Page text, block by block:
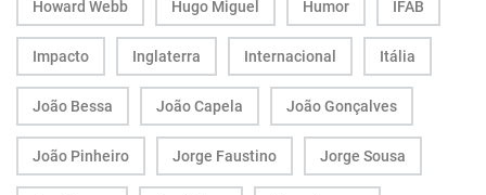
Howard Webb Hugo Miguel Humor IFAB
Impacto Inglaterra Internacional Itália
João Bessa João Capela João Gonçalves
João Pinheiro Jorge Faustino Jorge Sousa